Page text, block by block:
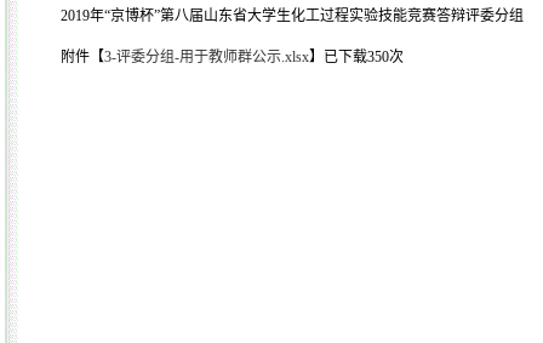
2019年“京博杯”第八届山东省大学生化工过程实验技能竞赛答辩评委分组
附件【3-评委分组-用于教师群公示.xlsx】 已下载350次